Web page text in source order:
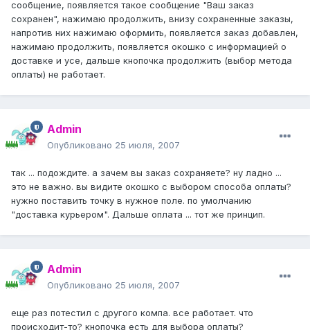
сообщение, появляется такое сообщение "Ваш заказ
сохранен", нажимаю продолжить, внизу сохраненные заказы,
напротив них нажимаю оформить, появляется заказ добавлен,
нажимаю продолжить, появляется окошко с информацией о
доставке и усе, дальше кнопочка продолжить (выбор метода
оплаты) не работает.
Admin
Опубликовано 25 июля, 2007
так ... подождите. а зачем вы заказ сохраняете? ну ладно ...
это не важно. вы видите окошко с выбором способа оплаты?
нужно поставить точку в нужное поле. по умолчанию
"доставка курьером". Дальше оплата ... тот же принцип.
Admin
Опубликовано 25 июля, 2007
еще раз потестил с другого компа. все работает. что
происходит-то? кнопочка есть для выбора оплаты?